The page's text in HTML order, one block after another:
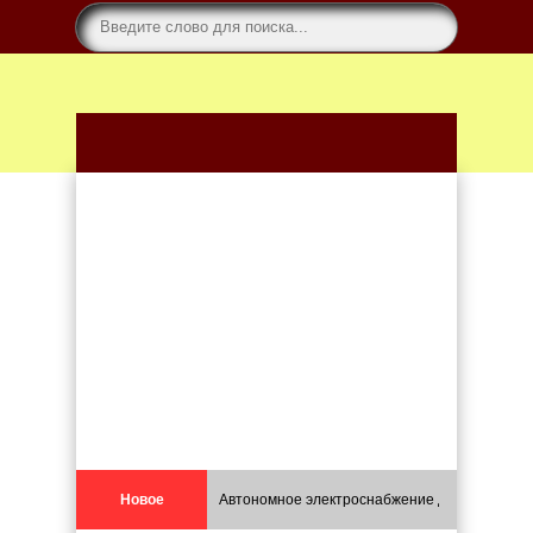
Новое Автономное электроснабжение для